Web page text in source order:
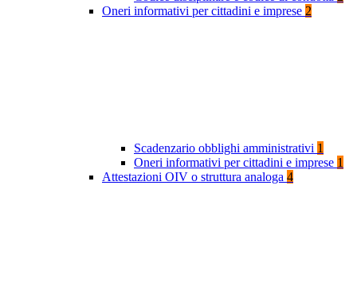
Oneri informativi per cittadini e imprese 2
Scadenzario obblighi amministrativi 1
Oneri informativi per cittadini e imprese 1
Attestazioni OIV o struttura analoga 4